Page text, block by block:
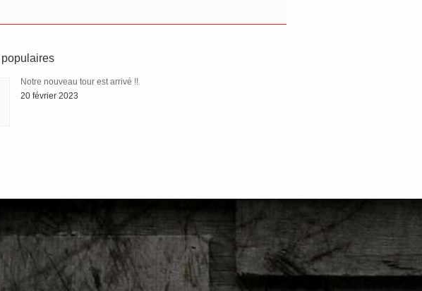
Notre nouveau tour est arrivé !!
20 février 2023